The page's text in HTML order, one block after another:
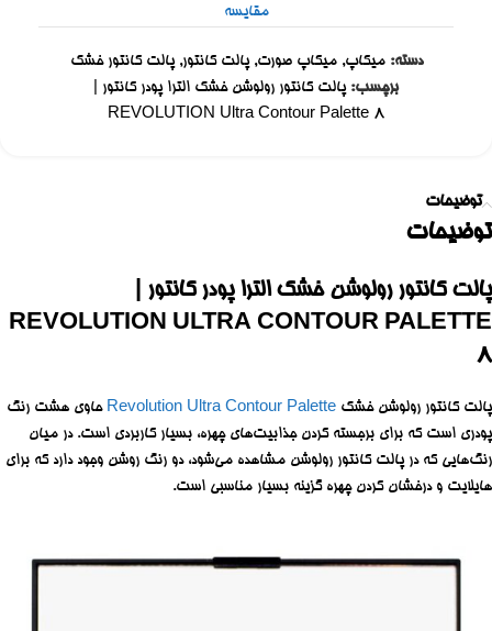
مقایسه
دسته: میکاپ, میکاپ صورت, پالت کانتور, پالت کانتور خشک
برچسب: پالت کانتور رولوشن خشک الترا پودر کانتور |
REVOLUTION Ultra Contour Palette 8
توضیحات
توضیحات
پالت کانتور رولوشن خشک الترا پودر کانتور |
REVOLUTION ULTRA CONTOUR PALETTE
8
پالت کانتور رولوشن خشک Revolution Ultra Contour Palette حاوی هشت رنگ
پودری است که برای برجسته کردن جذابیت‌های چهره، بسیار کاربردی است. در میان
رنگ‌هایی که در پالت کانتور رولوشن مشاهده می‌شود، دو رنگ روشن وجود دارد که برای
هایلایت و درخشان کردن چهره گزینه بسیار مناسبی است.